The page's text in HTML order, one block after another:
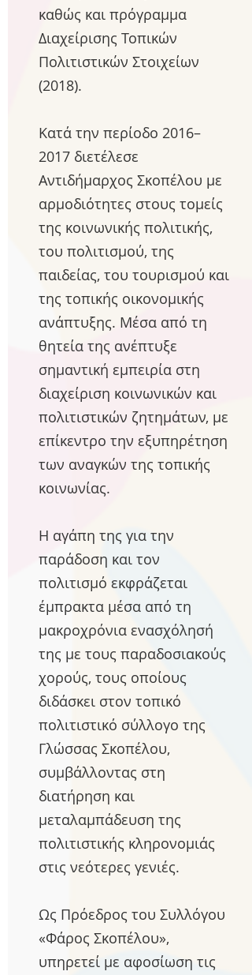
καθώς και πρόγραμμα
Διαχείρισης Τοπικών
Πολιτιστικών Στοιχείων
(2018).
Κατά την περίοδο 2016–
2017 διετέλεσε
Αντιδήμαρχος Σκοπέλου με
αρμοδιότητες στους τομείς
της κοινωνικής πολιτικής,
του πολιτισμού, της
παιδείας, του τουρισμού και
της τοπικής οικονομικής
ανάπτυξης. Μέσα από τη
θητεία της ανέπτυξε
σημαντική εμπειρία στη
διαχείριση κοινωνικών και
πολιτιστικών ζητημάτων, με
επίκεντρο την εξυπηρέτηση
των αναγκών της τοπικής
κοινωνίας.
Η αγάπη της για την
παράδοση και τον
πολιτισμό εκφράζεται
έμπρακτα μέσα από τη
μακροχρόνια ενασχόλησή
της με τους παραδοσιακούς
χορούς, τους οποίους
διδάσκει στον τοπικό
πολιτιστικό σύλλογο της
Γλώσσας Σκοπέλου,
συμβάλλοντας στη
διατήρηση και
μεταλαμπάδευση της
πολιτιστικής κληρονομιάς
στις νεότερες γενιές.
Ως Πρόεδρος του Συλλόγου
«Φάρος Σκοπέλου»,
υπηρετεί με αφοσίωση τις